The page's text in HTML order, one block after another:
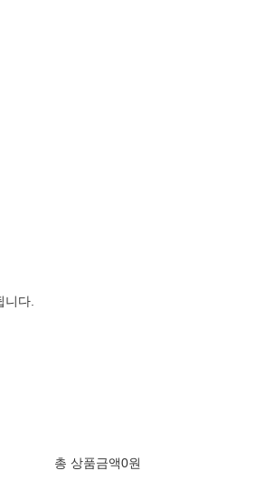
다.
총 상품금액0원